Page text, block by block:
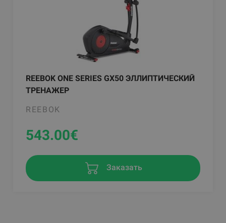
REEBOK ONE SERIES GX50 ЭЛЛИПТИЧЕСКИЙ
ТРЕНАЖЕР
REEBOK
543.00€
Заказать